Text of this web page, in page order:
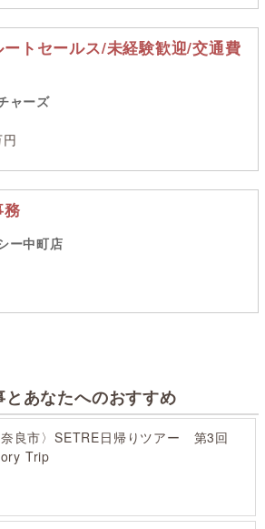
トセールス/未経験歓迎/交通費
ャーズ
務
ー中町店
とあなたへのおすすめ
奈良市〉SETRE日帰りツアー 第3回
Trip